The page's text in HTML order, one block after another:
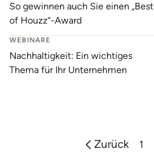
So gewinnen auch Sie einen „Best
of Houzz“-Award
WEBINARE
Nachhaltigkeit: Ein wichtiges
Thema für Ihr Unternehmen
Zurück 1